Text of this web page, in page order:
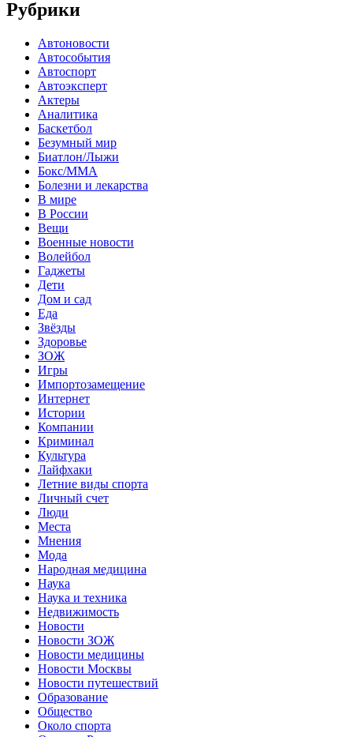
Рубрики
Автоновости
Автособытия
Автоспорт
Автоэксперт
Актеры
Аналитика
Баскетбол
Безумный мир
Биатлон/Лыжи
Бокс/MMA
Болезни и лекарства
В мире
В России
Вещи
Военные новости
Волейбол
Гаджеты
Дети
Дом и сад
Еда
Звёзды
Здоровье
ЗОЖ
Игры
Импортозамещение
Интернет
Истории
Компании
Криминал
Культура
Лайфхаки
Летние виды спорта
Личный счет
Люди
Места
Мнения
Мода
Народная медицина
Наука
Наука и техника
Недвижимость
Новости
Новости ЗОЖ
Новости медицины
Новости Москвы
Новости путешествий
Образование
Общество
Около спорта